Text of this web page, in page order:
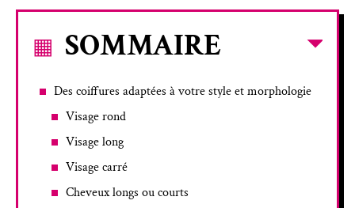
SOMMAIRE
Des coiffures adaptées à votre style et morphologie
Visage rond
Visage long
Visage carré
Cheveux longs ou courts